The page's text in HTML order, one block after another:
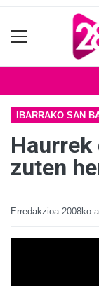
IBARRAKO SAN
zuten
Erredakzioa 2008ko